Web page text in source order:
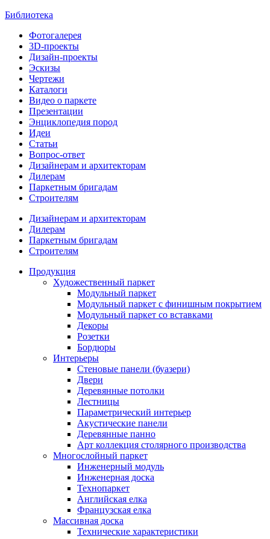
Библиотека
Фотогалерея
3D-проекты
Дизайн-проекты
Эскизы
Чертежи
Каталоги
Видео о паркете
Презентации
Энциклопедия пород
Идеи
Статьи
Вопрос-ответ
Дизайнерам и архитекторам
Дилерам
Паркетным бригадам
Строителям
Дизайнерам и архитекторам
Дилерам
Паркетным бригадам
Строителям
Продукция
Художественный паркет
Модульный паркет
Модульный паркет с финишным покрытием
Модульный паркет со вставками
Декоры
Розетки
Бордюры
Интерьеры
Стеновые панели (буазери)
Двери
Деревянные потолки
Лестницы
Параметрический интерьер
Акустические панели
Деревянные панно
Арт коллекция столярного производства
Многослойный паркет
Инженерный модуль
Инженерная доска
Технопаркет
Английская елка
Французская елка
Массивная доска
Технические характеристики